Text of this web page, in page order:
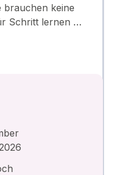
brauchen keine
Schritt lernen …